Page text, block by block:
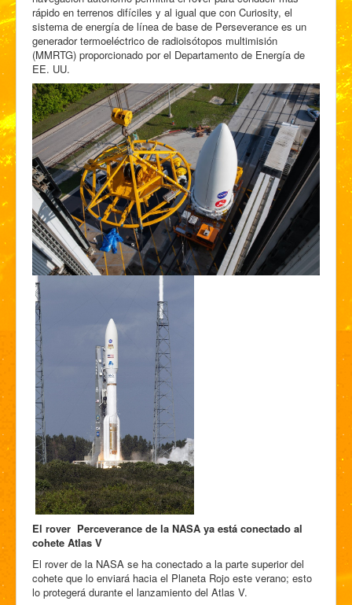
rápido en terrenos difíciles y al igual que con Curiosity, el
sistema de energía de línea de base de Perseverance es un
generador termoeléctrico de radioisótopos multimisión
(MMRTG) proporcionado por el Departamento de Energía de
EE. UU.
El rover Perceverance de la NASA ya está conectado al
cohete Atlas V
El rover de la NASA se ha conectado a la parte superior del
cohete que lo enviará hacia el Planeta Rojo este verano; esto
lo protegerá durante el lanzamiento del Atlas V.